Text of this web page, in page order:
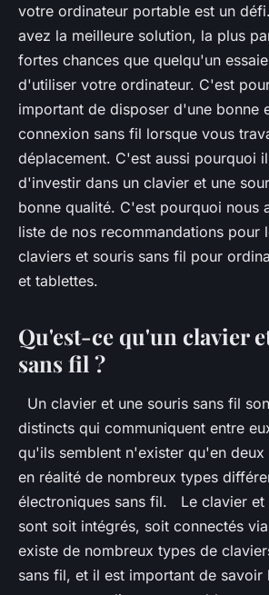
votre ordinateur portable est un
avez la meilleure solution, la plus
fortes chances que quelqu'un
d'utiliser votre ordinateur. C'est
important de disposer d'une bonne
connexion sans fil lorsque vous
déplacement. C'est aussi pourquoi
d'investir dans un clavier et une
bonne qualité. C'est pourquoi nous
liste de nos recommandations pour
claviers et souris sans fil pour
et tablettes.
Qu'est-ce qu'un clavier
sans fil ?
Un clavier et une souris sans fil
distincts qui communiquent entre
qu'ils semblent n'exister qu'en
en réalité de nombreux types
électroniques sans fil. Le clavier et
sont soit intégrés, soit connectés
existe de nombreux types de
sans fil, et il est important de savoir